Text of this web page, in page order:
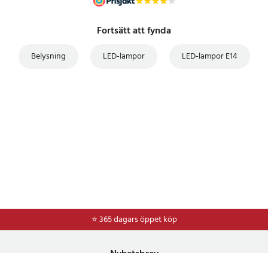
Fortsätt att fynda
Belysning LED-lampor LED-lampor E14
⭐ 365 dagars öppet köp
⭐Frakt 49kr *